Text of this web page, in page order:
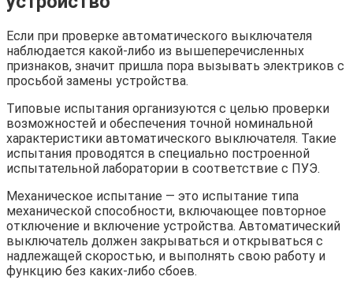
Если при проверке автоматического выключателя
наблюдается какой-либо из вышеперечисленных
признаков, значит пришла пора вызывать электриков с
просьбой замены устройства.
Типовые испытания организуются с целью проверки
возможностей и обеспечения точной номинальной
характеристики автоматического выключателя. Такие
испытания проводятся в специально построенной
испытательной лаборатории в соответствие с ПУЭ.
Механическое испытание — это испытание типа
механической способности, включающее повторное
отключение и включение устройства. Автоматический
выключатель должен закрываться и открываться с
надлежащей скоростью, и выполнять свою работу и
функцию без каких-либо сбоев.